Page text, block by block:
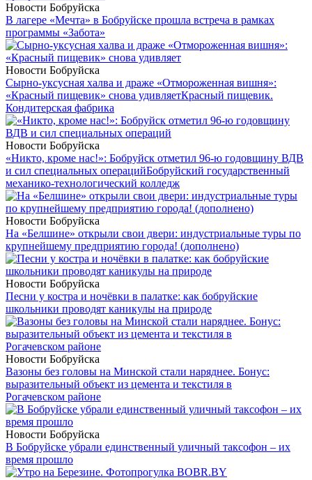
Новости Бобруйска
В лагере «Мечта» в Бобруйске прошла встреча в рамках
программы «Забота»
Новости Бобруйска
Сырно-уксусная халва и драже «Отмороженная вишня»:
«Красный пищевик» снова удивляетКрасный пищевик.
Кондитерская фабрика
Новости Бобруйска
«Никто, кроме нас!»: Бобруйск отметил 96-ю годовщину ВДВ
и сил специальных операцийБобруйский государственный
механико-технологический колледж
Новости Бобруйска
На «Белшине» открыли свои двери: индустриальные туры по
крупнейшему предприятию города! (дополнено)
Новости Бобруйска
Песни у костра и ночёвки в палатке: как бобруйские
школьники проводят каникулы на природе
Новости Бобруйска
Вазоны без головы на Минской стали наряднее. Бонус:
выразительный объект из цемента и текстиля в
Рогачевском районе
Новости Бобруйска
В Бобруйске убрали единственный уличный таксофон – их
время прошло